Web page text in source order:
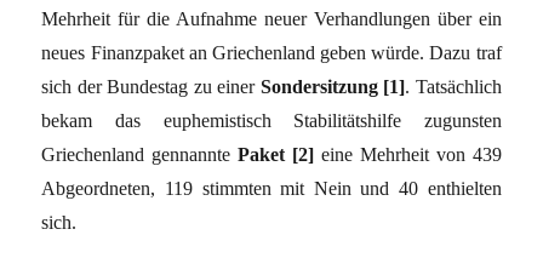
Mehrheit für die Aufnahme neuer Verhandlungen über ein
neues Finanzpaket an Griechenland geben würde. Dazu traf
sich der Bundestag zu einer Sondersitzung [1]. Tatsächlich
bekam das euphemistisch Stabilitätshilfe zugunsten
Griechenland gennanntePaket [2] eine Mehrheit von 439
Abgeordneten, 119 stimmten mit Nein und 40 enthielten
sich.